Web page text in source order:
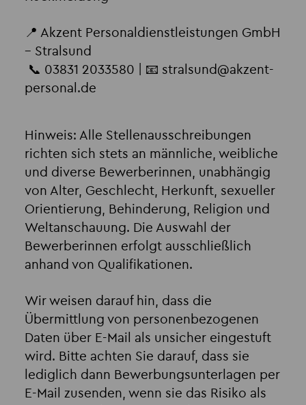
📍 Akzent Personaldienstleistungen GmbH
– Stralsund
📞 03831 2033580 | 📧 stralsund @akzent-
personal.de
Hinweis: Alle Stellenausschreibungen
richten sich stets an männliche, weibliche
und diverse Bewerberinnen, unabhängig
von Alter, Geschlecht, Herkunft, sexueller
Orientierung, Behinderung, Religion und
Weltanschauung. Die Auswahl der
Bewerberinnen erfolgt ausschließlich
anhand von Qualifikationen.
Wir weisen darauf hin, dass die
Übermittlung von personenbezogenen
Daten über E-Mail als unsicher eingestuft
wird. Bitte achten Sie darauf, dass sie
lediglich dann Bewerbungsunterlagen per
E-Mail zusenden, wenn sie das Risiko als